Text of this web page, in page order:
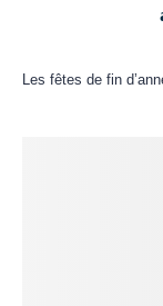
Les fêtes de fin